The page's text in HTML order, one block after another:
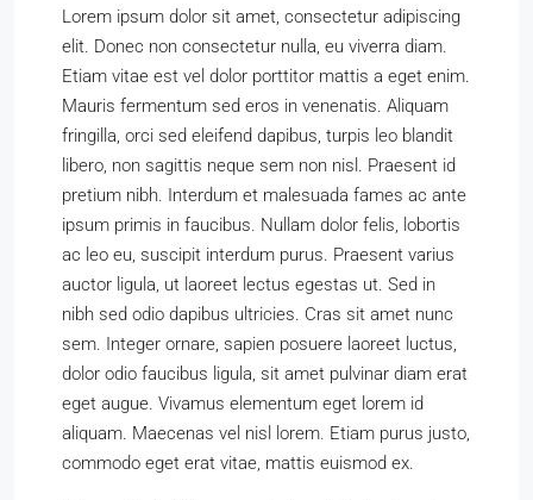
Lorem ipsum dolor sit amet, consectetur adipiscing
elit. Donec non consectetur nulla, eu viverra diam.
Etiam vitae est vel dolor porttitor mattis a eget enim.
Mauris fermentum sed eros in venenatis. Aliquam
fringilla, orci sed eleifend dapibus, turpis leo blandit
libero, non sagittis neque sem non nisl. Praesent id
pretium nibh. Interdum et malesuada fames ac ante
ipsum primis in faucibus. Nullam dolor felis, lobortis
ac leo eu, suscipit interdum purus. Praesent varius
auctor ligula, ut laoreet lectus egestas ut. Sed in
nibh sed odio dapibus ultricies. Cras sit amet nunc
sem. Integer ornare, sapien posuere laoreet luctus,
dolor odio faucibus ligula, sit amet pulvinar diam erat
eget augue. Vivamus elementum eget lorem id
aliquam. Maecenas vel nisl lorem. Etiam purus justo,
commodo eget erat vitae, mattis euismod ex.